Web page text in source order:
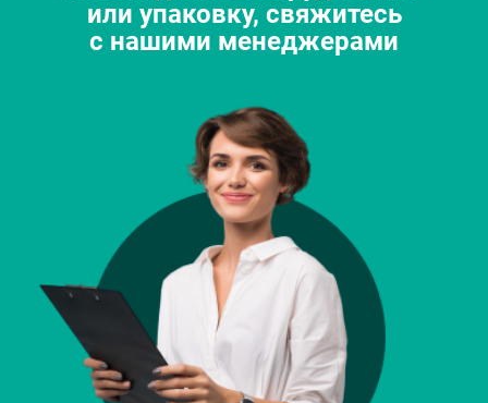
или упаковку, свяжитесь
с нашими менеджерами